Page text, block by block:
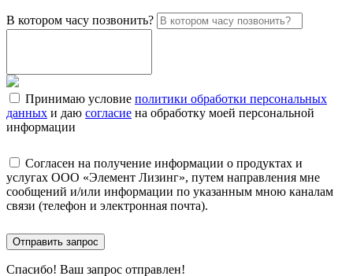
В котором часу позвонить?
Принимаю условие политики обработки персональных
данных и даю согласие на обработку моей персональной
информации
Согласен на получение информации о продуктах и
услугах ООО «Элемент Лизинг», путем направления мне
сообщений и/или информации по указанным мною каналам
связи (телефон и электронная почта).
Отправить запрос
Спасибо! Ваш запрос отправлен!